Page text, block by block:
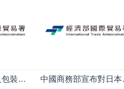
歐盟公告「包裝及包裝廢棄物規章」(PPWR)之指引及常見問答 中國商務